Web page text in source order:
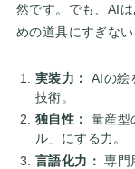
然です。でも、AI
めの道具にすぎな
実装力：
AIの絵
技術。
独自性：
量産型
ル」にする力。
言語化力： 専門